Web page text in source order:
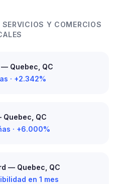
Y COMERCIOS
Quebec, QC
· +2.342%
QC
· +6.000%
— Quebec, QC
en 1 mes